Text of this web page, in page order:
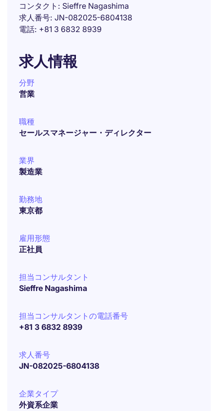
コンタクト
Sieffre Nagashima
求人番号 JN-082025-6804138
電話 +81 3 6832 8939
求人情報
分野
営業
職種
セールスマネージャー・ディレクター
業界
製造業
勤務地
東京都
雇用形態
正社員
担当コンサルタント
Sieffre Nagashima
担当コンサルタントの電話番号
+81 3 6832 8939
求人番号
JN-082025-6804138
企業タイプ
外資系企業